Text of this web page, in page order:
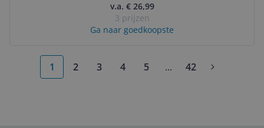
v.a. € 26,99
3 prijzen
Ga naar goedkoopste
1 2 3 4 5 ...More pages
42